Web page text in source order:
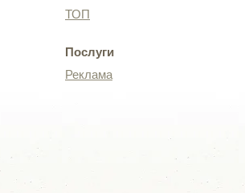
ТОП
Послуги
Реклама